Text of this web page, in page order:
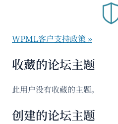
收藏的论坛主题
此用户没有收藏的主题。
创建的论坛主题
WPML客户支持政策 »